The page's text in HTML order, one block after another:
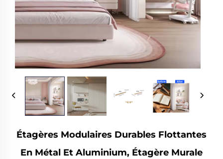
Étagères Modulaires Durables Flottantes
En Métal Et Aluminium, Étagère Murale